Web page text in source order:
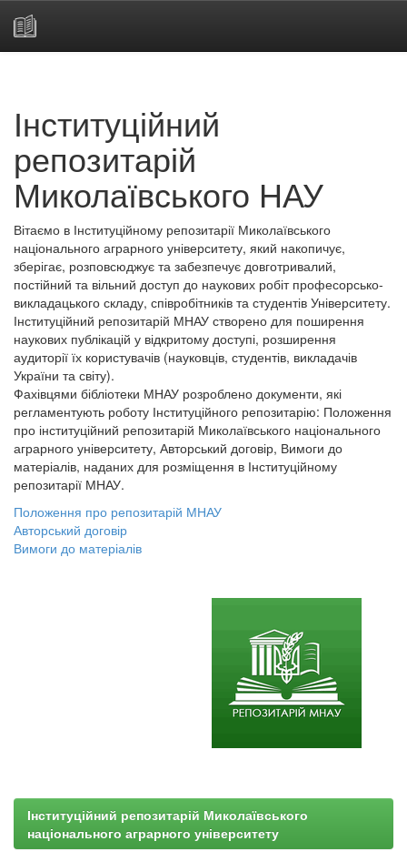
Інституційний
репозитарій
Миколаївського НАУ
Вітаємо в Інституційному репозитарії Миколаївського
національного аграрного університету, який накопичує,
зберігає, розповсюджує та забезпечує довготривалий,
постійний та вільний доступ до наукових робіт професорсько-
викладацького складу, співробітників та студентів Університету.
Інституційний репозитарій МНАУ створено для поширення
наукових публікацій у відкритому доступі, розширення
аудиторії їх користувачів (науковців, студентів, викладачів
України та світу).
Фахівцями бібліотеки МНАУ розроблено документи, які
регламентують роботу Інституційного репозитарію: Положення
про інституційний репозитарій Миколаївського національного
аграрного університету, Авторський договір, Вимоги до
матеріалів, наданих для розміщення в Інституційному
репозитарії МНАУ.
Положення про репозитарій МНАУ
Авторський договір
Вимоги до матеріалів
Інституційний репозитарій Миколаївського
національного аграрного університету